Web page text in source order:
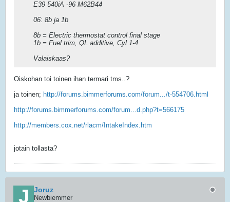
E39 540iA -96 M62B44
06: 8b ja 1b
8b = Electric thermostat control final stage
1b = Fuel trim, QL additive, Cyl 1-4
Valaiskaas?
Oiskohan toi toinen ihan termari tms..?
ja toinen; http://forums.bimmerforums.com/forum.../t-554706.html
http://forums.bimmerforums.com/forum...d.php?t=566175
http://members.cox.net/rlacm/IntakeIndex.htm
jotain tollasta?
Joruz
Newbiemmer